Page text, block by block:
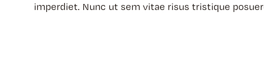
imperdiet. Nunc ut sem vitae risus tristique